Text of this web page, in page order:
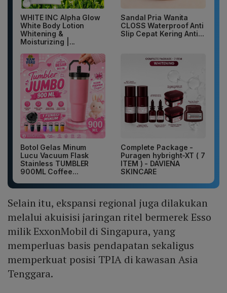
WHITE INC Alpha Glow
White Body Lotion
Whitening &
Moisturizing |...
Sandal Pria Wanita
CLOSS Waterproof Anti
Slip Cepat Kering Anti...
Botol Gelas Minum
Lucu Vacuum Flask
Stainless TUMBLER
900ML Coffee...
Complete Package -
Puragen hybright-XT ( 7
ITEM ) - DAVIENA
SKINCARE
Selain itu, ekspansi regional juga dilakukan
melalui akuisisi jaringan ritel bermerek Esso
milik ExxonMobil di Singapura, yang
memperluas basis pendapatan sekaligus
memperkuat posisi TPIA di kawasan Asia
Tenggara.